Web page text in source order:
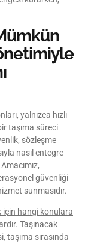
yalnızca hızlı
taşıma süreci
sözleşme
nasıl entegre
güvenliği
sunmasıdır.
için hangi konulara
Taşınacak
taşıma sırasında